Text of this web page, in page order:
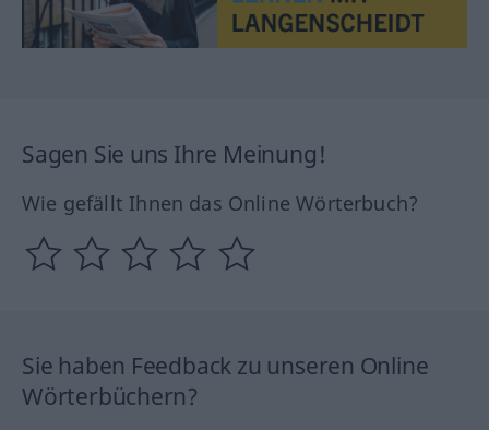
Sagen Sie uns Ihre Meinung!
Wie gefällt Ihnen das Online Wörterbuch?
Sie haben Feedback zu unseren Online
Wörterbüchern?